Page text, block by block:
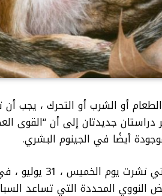
أو الشرب أو التحرك ، يجب أن
جديدتان إلى أن “القوى
أيضًا في الجينوم البشري.
النووي المحددة التي تساعد